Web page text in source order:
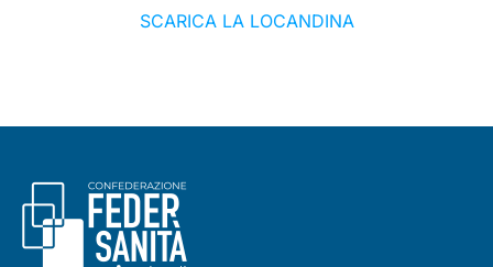
SCARICA LA LOCANDINA